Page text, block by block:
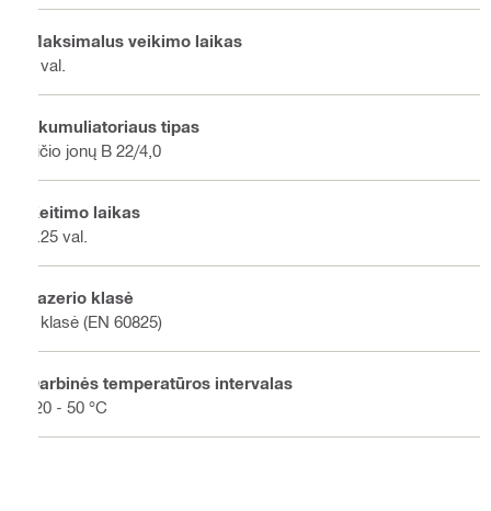
Maksimalus veikimo laikas
6 val.
Akumuliatoriaus tipas
Ličio jonų B 22/4,0
Keitimo laikas
0.25 val.
Lazerio klasė
2 klasė (EN 60825)
Darbinės temperatūros intervalas
-20 - 50 °C